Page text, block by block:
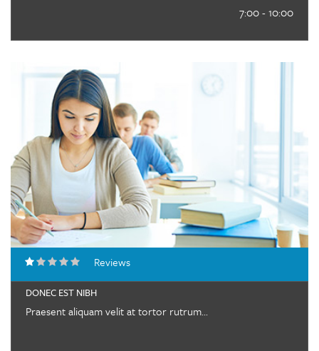
7:00 - 10:00
Reviews
DONEC EST NIBH
Praesent aliquam velit at tortor rutrum...